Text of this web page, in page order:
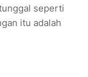
seperti
itu adalah